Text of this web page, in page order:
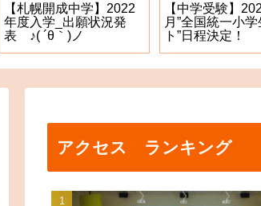
【札幌開成中学】2022
年度入学_出願状況発
表 ♪( ´θ｀)ノ
【中学受験】
月”全国統一小
ト”日程決定！
アクセス ランキング